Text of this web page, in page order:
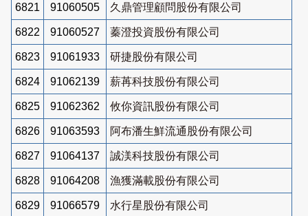
6821 91060505 久鼎管理顧問股份有限公司
6822 91060527 蓁澄投資股份有限公司
6823 91061933 研捷股份有限公司
6824 91062139 薪苒科技股份有限公司
6825 91062362 攸你資訊股份有限公司
6826 91063593 阿布潘生鮮流通股份有限公司
6827 91064137 誠渼科技股份有限公司
6828 91064208 漁獲滿載股份有限公司
6829 91066579 水行星股份有限公司